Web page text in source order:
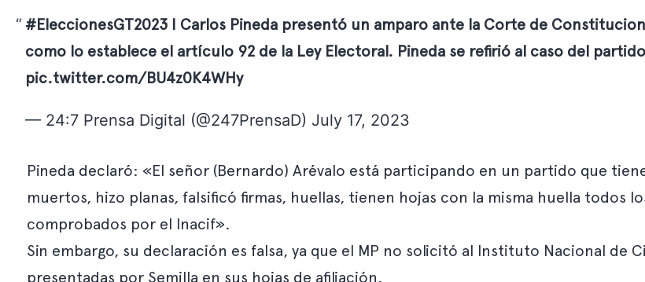
#EleccionesGT2023 I Carlos Pineda presentó un amparo ante la Corte de
como lo establece el artículo 92 de la Ley Electoral. Pineda se refirió al caso del
pic.twitter.com/BU4z0K4WHy
— 24:7 Prensa Digital (@247PrensaD) July 17, 2023
Pineda declaró: «El señor (Bernardo) Arévalo está participando en un partido que
muertos, hizo planas, falsificó firmas, huellas, tienen hojas con la misma huella todos
comprobados por el Inacif».
Sin embargo, su declaración es falsa, ya que el MP no solicitó al Instituto Nacional de
presentadas por Semilla en sus hojas de afiliación.